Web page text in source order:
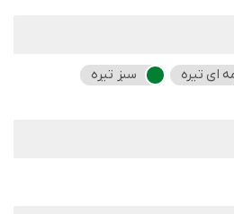
ای تیره
سبز تیره